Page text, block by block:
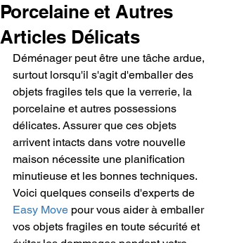
Porcelaine et Autres
Articles Délicats
Déménager peut être une tâche ardue,
surtout lorsqu'il s'agit d'emballer des
objets fragiles tels que la verrerie, la
porcelaine et autres possessions
délicates. Assurer que ces objets
arrivent intacts dans votre nouvelle
maison nécessite une planification
minutieuse et les bonnes techniques.
Voici quelques conseils d'experts de
Easy Move pour vous aider à emballer
vos objets fragiles en toute sécurité et